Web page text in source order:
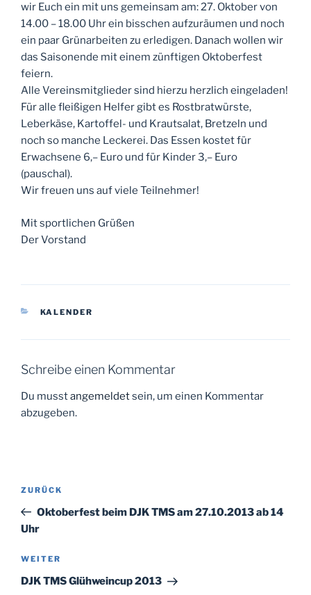
wir Euch ein mit uns gemeinsam am: 27. Oktober von
14.00 – 18.00 Uhr ein bisschen aufzuräumen und noch
ein paar Grünarbeiten zu erledigen. Danach wollen wir
das Saisonende mit einem zünftigen Oktoberfest
feiern.
Alle Vereinsmitglieder sind hierzu herzlich eingeladen!
Für alle fleißigen Helfer gibt es Rostbratwürste,
Leberkäse, Kartoffel- und Krautsalat, Bretzeln und
noch so manche Leckerei. Das Essen kostet für
Erwachsene 6,– Euro und für Kinder 3,– Euro
(pauschal).
Wir freuen uns auf viele Teilnehmer!
Mit sportlichen Grüßen
Der Vorstand
KATEGORIEN
KALENDER
Schreibe einen Kommentar
Du musstangemeldetsein, um einen Kommentar
abzugeben.
Beitragsnavigation
Vorheriger
Beitrag
ZURÜCK
Oktoberfest beim DJK TMS am 27.10.2013 ab 14
Uhr
Nächster
Beitrag
WEITER
DJK TMS Glühweincup 2013